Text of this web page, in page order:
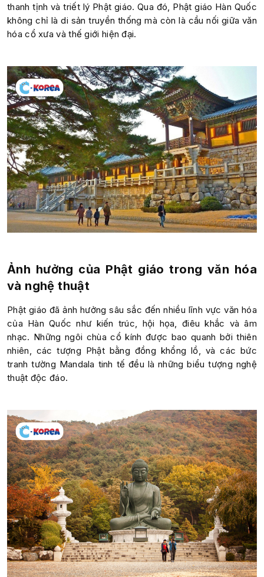
thanh tịnh và triết lý Phật giáo. Qua đó, Phật giáo Hàn Quốc
không chỉ là di sản truyền thống mà còn là cầu nối giữa văn
hóa cổ xưa và thế giới hiện đại.
Ảnh hưởng của Phật giáo trong văn hóa
và nghệ thuật
Phật giáo đã ảnh hưởng sâu sắc đến nhiều lĩnh vực văn hóa
của Hàn Quốc như kiến trúc, hội họa, điêu khắc và âm
nhạc. Những ngôi chùa cổ kính được bao quanh bởi thiên
nhiên, các tượng Phật bằng đồng khổng lồ, và các bức
tranh tường Mandala tinh tế đều là những biểu tượng nghệ
thuật độc đáo.